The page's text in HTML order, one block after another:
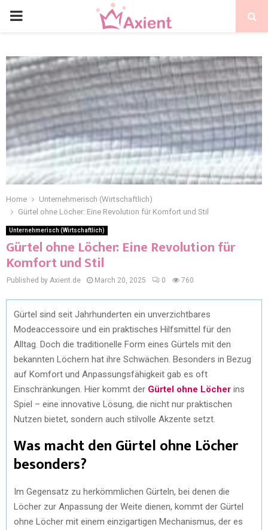
Home
Unternehmerisch (Wirtschaftlich)
Gürtel ohne Löcher: Eine Revolution für Komfort und Stil
Unternehmerisch (Wirtschaftlich)
Gürtel ohne Löcher: Eine Revolution für
Komfort und Stil
Published by Axient.de March 20, 2025 0 760
Gürtel sind seit Jahrhunderten ein unverzichtbares
Modeaccessoire und ein praktisches Hilfsmittel für den
Alltag. Doch die traditionelle Form eines Gürtels mit den
bekannten Löchern hat ihre Schwächen. Besonders in Bezug
auf Komfort und Anpassungsfähigkeit gab es oft
Einschränkungen. Hier kommt der Gürtel ohne Löcher ins
Spiel – eine innovative Lösung, die nicht nur praktischen
Nutzen bietet, sondern auch stilvolle Akzente setzt.
Was macht den Gürtel ohne Löcher
besonders?
Im Gegensatz zu herkömmlichen Gürteln, bei denen die
Löcher zur Anpassung der Weite dienen, kommt der Gürtel
ohne Löcher mit einem einzigartigen Mechanismus, der es